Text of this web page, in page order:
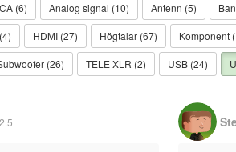
(6) Analog signal (10) Antenn (5)
HDMI (27) Högtalar (67) Komponent
(26) TELE XLR (2) USB (24)